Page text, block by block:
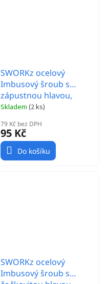
SWORKz ocelový
Imbusový šroub s
zápustnou hlavou,
M2,6x10mm, 10 ks.
Skladem (2 ks)
79 Kč bez DPH
95 Kč
Do košíku
SWORKz ocelový
Imbusový šroub s